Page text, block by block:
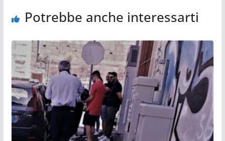
Potrebbe anche interessarti